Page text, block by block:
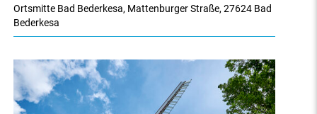
Ortsmitte Bad Bederkesa, Mattenburger Straße,27624 Bad
Bederkesa